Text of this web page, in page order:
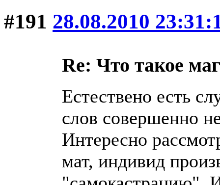
#191 28.08.2010
Re: Что такое
Естествено есть
слов совершенно
Интересно
мат, индивид